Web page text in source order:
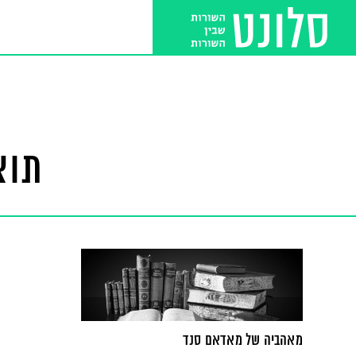
מאהביה של מאדאם סנד